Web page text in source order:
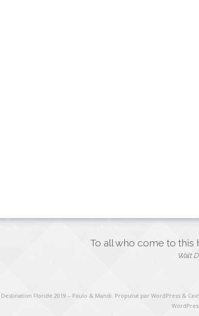
To all who come to
Walt
Destination Floride 2019 – Paulo & Mandi. Propulsé par WordPress &